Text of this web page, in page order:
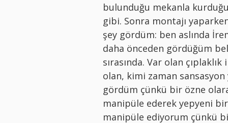
bulunduğu mekanla
gibi. Sonra montajı
şey gördüm: ben aslında
daha önceden gördüğüm
sırasında. Var olan
olan, kimi zaman
gördüm çünkü bir özne
manipüle ederek yepyeni
manipüle ediyorum çünkü